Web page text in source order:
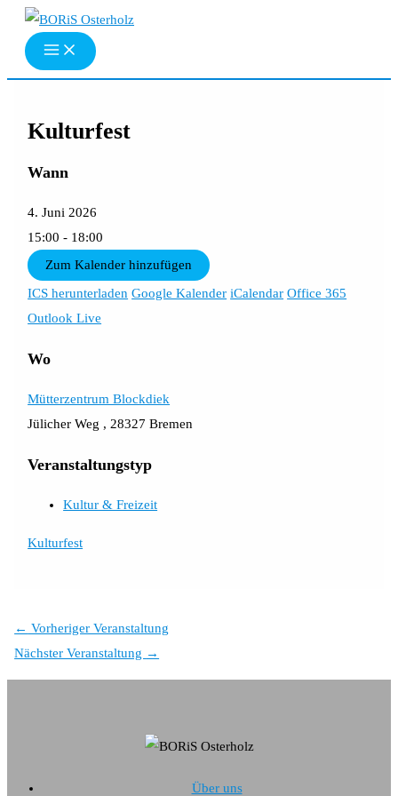
Zum
Inhalt
springen
Kulturfest
Wann
4. Juni 2026
15:00 - 18:00
Zum Kalender hinzufügen
ICS herunterladen Google Kalender iCalendar Office 365
Outlook Live
Wo
Mütterzentrum Blockdiek
Jülicher Weg , 28327 Bremen
Veranstaltungstyp
Kultur & Freizeit
Kulturfest
← Vorheriger Veranstaltung
Nächster Veranstaltung →
Über uns